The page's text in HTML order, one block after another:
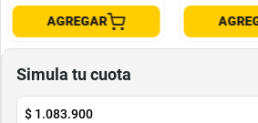
AGREGAR
Simula tu cuota
$ 1.083.900